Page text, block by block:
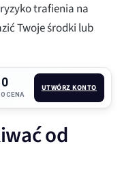
trafienia na
Twoje środki lub
UTWÓRZ KONTO
od